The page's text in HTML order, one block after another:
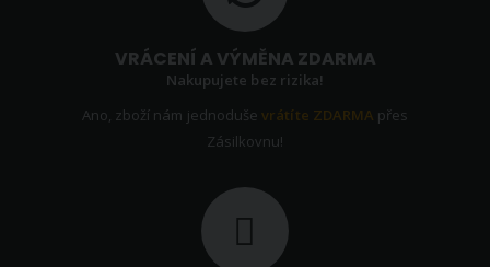
VRÁCENÍ A VÝMĚNA ZDARMA
Nakupujete bez rizika!
Ano, zboží nám jednoduševrátíte ZDARMA přes
Zásilkovnu!